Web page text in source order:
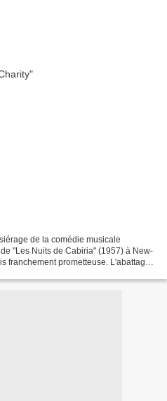
de la comédie musicale
"Les Nuits de Cabiria" (1957) à New-
franchement prometteuse. L'abattage